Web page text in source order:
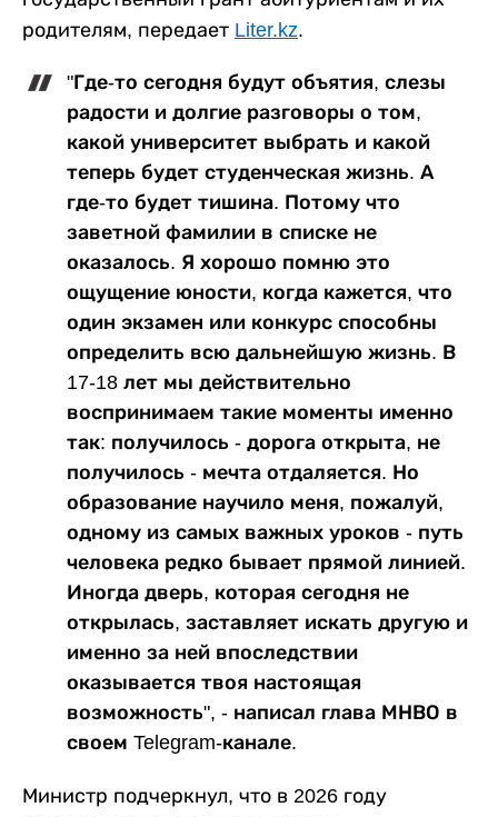
родителям, передает Liter.kz.
"Где-то сегодня будут объятия, слезы
радости и долгие разговоры о том,
какой университет выбрать и какой
теперь будет студенческая жизнь. А
где-то будет тишина. Потому что
заветной фамилии в списке не
оказалось. Я хорошо помню это
ощущение юности, когда кажется, что
один экзамен или конкурс способны
определить всю дальнейшую жизнь. В
17-18 лет мы действительно
воспринимаем такие моменты именно
так: получилось - дорога открыта, не
получилось - мечта отдаляется. Но
образование научило меня, пожалуй,
одному из самых важных уроков - путь
человека редко бывает прямой линией.
Иногда дверь, которая сегодня не
открылась, заставляет искать другую и
именно за ней впоследствии
оказывается твоя настоящая
возможность", - написал глава МНВО в
своем Telegram-канале.
Министр подчеркнул, что в 2026 году